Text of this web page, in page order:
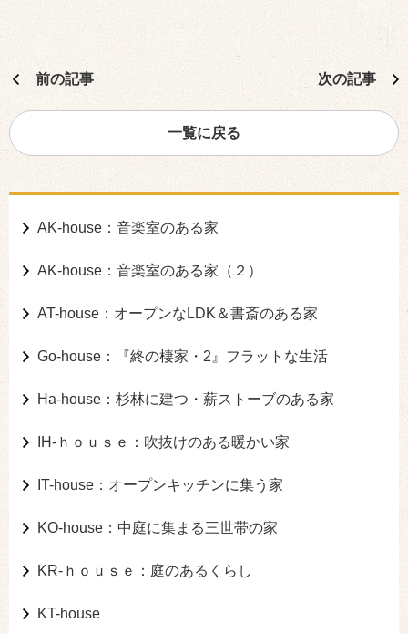
前の記事 次の記事
一覧に戻る
AK-house：音楽室のある家
AK-house：音楽室のある家（２）
AT-house：オープンなLDK＆書斎のある家
Go-house：『終の棲家・2』フラットな生活
Ha-house：杉林に建つ・薪ストーブのある家
IH-ｈｏｕｓｅ：吹抜けのある暖かい家
IT-house：オープンキッチンに集う家
KO-house：中庭に集まる三世帯の家
KR-ｈｏｕｓｅ：庭のあるくらし
KT-house